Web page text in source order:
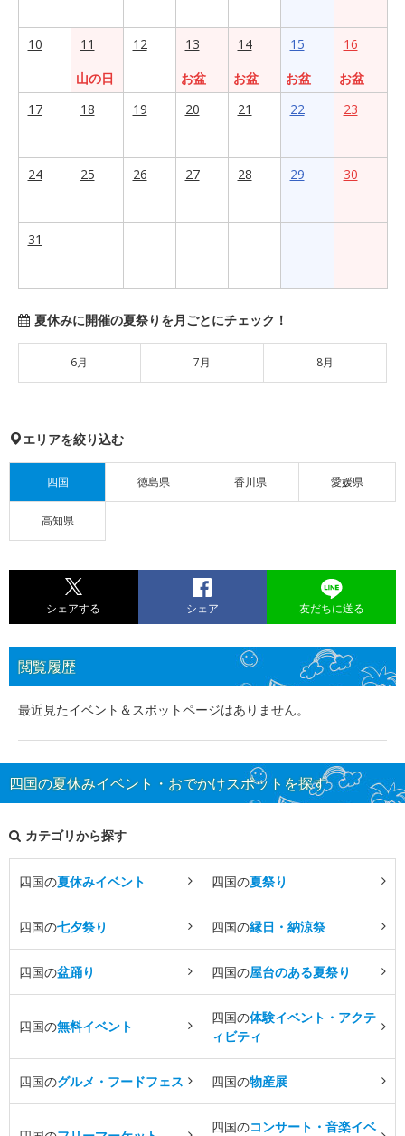
10
11
山の日
12
13
お盆
14
お盆
15
お盆
16
お盆
17
18 19 20 21 22 23
24 25 26 27 28 29 30
31
夏休みに開催の夏祭りを月ごとにチェック！
6月 7月 8月
エリアを絞り込む
四国 徳島県 香川県 愛媛県
高知県
シェアする シェア 友だちに送る
閲覧履歴
最近見たイベント＆スポットページはありません。
四国の夏休みイベント・おでかけスポットを探す
カテゴリから探す
四国の夏休みイベント 四国の夏祭り
四国の七夕祭り 四国の縁日・納涼祭
四国の盆踊り 四国の屋台のある夏祭り
四国の無料イベント
四国の体験イベント・アクテ
ィビティ
四国のグルメ・フードフェス 四国の物産展
四国のコンサート・音楽イベ